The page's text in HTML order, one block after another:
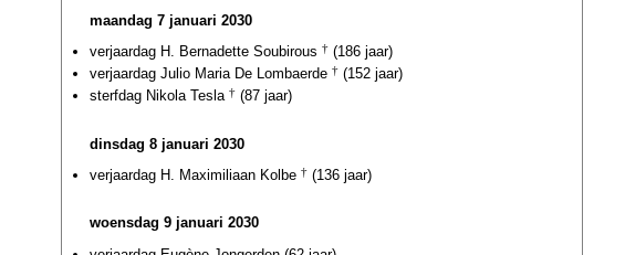
maandag 7 januari 2030
verjaardag H. Bernadette Soubirous † (186 jaar)
verjaardag Julio Maria De Lombaerde † (152 jaar)
sterfdag Nikola Tesla † (87 jaar)
dinsdag 8 januari 2030
verjaardag H. Maximiliaan Kolbe † (136 jaar)
woensdag 9 januari 2030